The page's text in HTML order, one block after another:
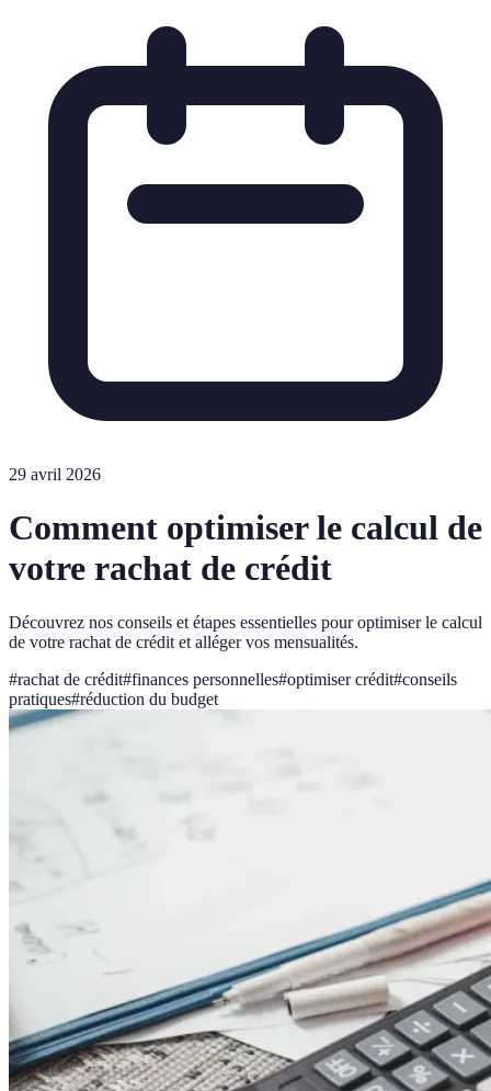
29 avril 2026
Comment optimiser le calcul de
votre rachat de crédit
Découvrez nos conseils et étapes essentielles pour optimiser le calcul
de votre rachat de crédit et alléger vos mensualités.
#rachat de crédit#finances personnelles#optimiser crédit#conseils
pratiques#réduction du budget